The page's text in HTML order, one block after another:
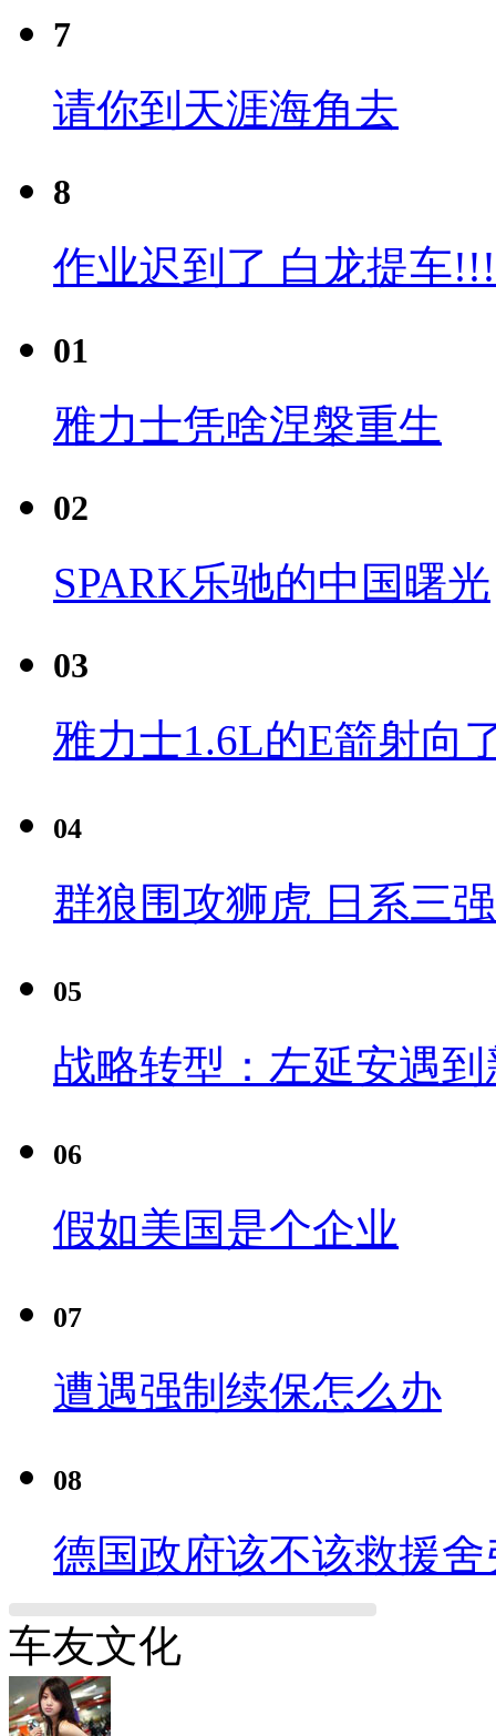
7
请你到天涯海角去
8
作业迟到了 白龙提车
01
雅力士凭啥涅槃重生
02
SPARK乐驰的中国曙光
03
雅力士1.6L的E箭射向
04
群狼围攻狮虎 日系三
05
战略转型：左延安遇
06
假如美国是个企业
07
遭遇强制续保怎么办
08
德国政府该不该救援舍
车友文化